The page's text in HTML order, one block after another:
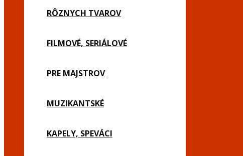
RÔZNYCH TVAROV
FILMOVÉ, SERIÁLOVÉ
PRE MAJSTROV
MUZIKANTSKÉ
KAPELY, SPEVÁCI